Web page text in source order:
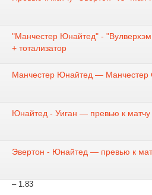
Английская Премьер Лига
Дата: 29 октября, суббота
Прямая трансляция: Спорт 1, 14.55
– 1.83
"Манчестер Юнайтед" -
+ тотализатор
Манчестер Юнайтед — Манчестер
Юнайтед - Уиган — превью к матчу
Эвертон - Юнайтед — превью к